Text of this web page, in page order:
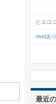
ヒエロ
modあ
最近